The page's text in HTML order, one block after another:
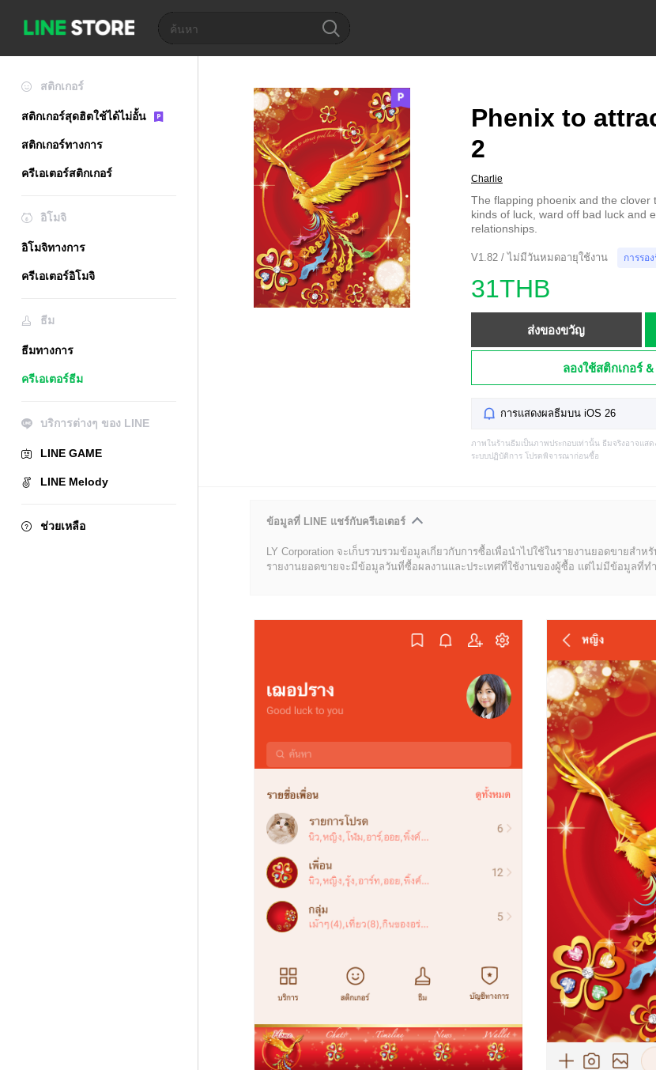
สติกเกอร์
สติกเกอร์สุดฮิตใช้ได้ไม่อั้น
สติกเกอร์ทางการ
ครีเอเตอร์สติกเกอร์
อิโมจิ
อิโมจิทางการ
ครีเอเตอร์อิโมจิ
ธีม
ธีมทางการ
ครีเอเตอร์ธีม
บริการต่างๆ ของ LINE
LINE GAME
LINE Melody
ช่วยเหลือ
Phenix to
2
Charlie
The flapping phoenix and the clover
kinds of luck, ward off bad luck and
relationships.
V1.82 / ไม่มีวันหมดอายุใช้งาน การรอ
31THB
ส่งของขวัญ
ลองใช้สติกเกอร์
การแสดงผลธีมบน iOS 26
ภาพในร้านธีมเป็นภาพประกอบเท่านั้น ธีมจริงอาจแส
ระบบปฏิบัติการ โปรดพิจารณาก่อนซื้อ
ข้อมูลที่ LINE แชร์กับครีเอเตอร์
LY Corporation จะเก็บรวบรวมข้อมูลเกี่ยวกับการซื้อเพื่อนำไปใช้ในรายงานยอดขายสำหรั
รายงานยอดขายจะมีข้อมูลวันที่ซื้อผลงานและประเทศที่ใช้งานของผู้ซื้อ แต่ไม่มีข้อมูลที่ท